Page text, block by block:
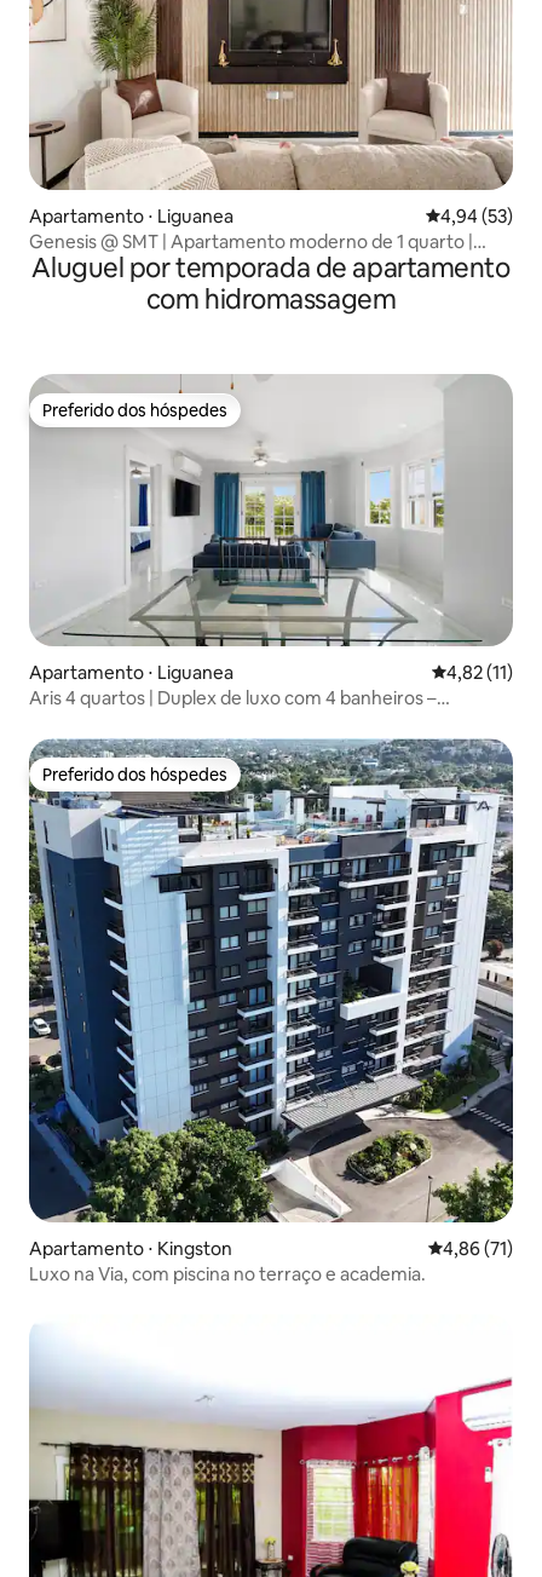
Apartamento ⋅ Liguanea 4,94 de uma
4,94 (53)
Genesis @ SMT | Apartamento moderno de 1 quarto |
Caminhe até o Sovereign
Aluguel por temporada de apartamento
com hidromassagem
Preferido dos hóspedes
Preferido dos hóspedes
Apartamento ⋅ Liguanea 4,82 de uma
4,82 (11)
Aris 4 quartos | Duplex de luxo com 4 banheiros –
Preferido dos hóspedes
Preferido dos hóspedes
Apartamento ⋅ Kingston 4,86 de uma
4,86 (71)
Luxo na Via, com piscina no terraço e academia.